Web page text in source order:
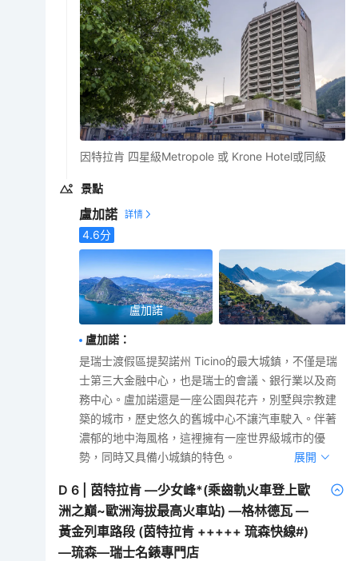
因特拉肯 四星級Metropole 或 Krone Hotel或同級
景點
盧加諾
4.6分
盧加諾
盧加諾 ：
是瑞士渡假區提契諾州 Ticino的最大城鎮，不僅是瑞
士第三大金融中心，也是瑞士的會議、銀行業以及商
務中心。盧加諾還是一座公園與花卉，別墅與宗教建
築的城市，歷史悠久的舊城中心不讓汽車駛入。伴著
濃郁的地中海風格，這裡擁有一座世界級城市的優
勢，同時又具備小城鎮的特色。
展開
D6
茵特拉肯 —少女峰*(乘齒軌火車登上歐
洲之巔~歐洲海拔最高火車站) —格林德瓦 —
黃金列車路段 (茵特拉肯 +++++ 琉森快線#)
—琉森—瑞士名錶專門店